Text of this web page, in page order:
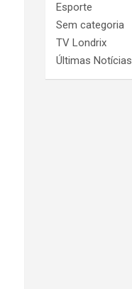
Esporte
Sem categoria
TV Londrix
Últimas Notícias